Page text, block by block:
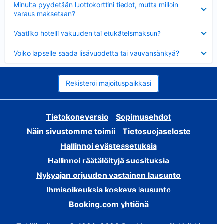
Minulta pyydetään luottokorttini tiedot, mutta milloin
varaus maksetaan?
Vaatiiko hotelli vakuuden tai etukäteismaksun?
Voiko lapselle saada lisävuodetta tai vauvansänkyä?
Rekisteröi majoituspaikkasi
Tietokoneversio
Sopimusehdot
Näin sivustomme toimii
Tietosuojaseloste
Hallinnoi evästeasetuksia
Hallinnoi räätälöityjä suosituksia
Nykyajan orjuuden vastainen lausunto
Ihmisoikeuksia koskeva lausunto
Booking.com yhtiönä